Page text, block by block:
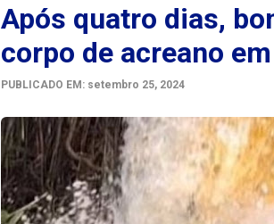
Após quatro dias,
corpo de acreano
PUBLICADO EM: setembro 25, 2024